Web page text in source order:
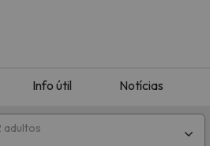
Info útil Notícias
adultos